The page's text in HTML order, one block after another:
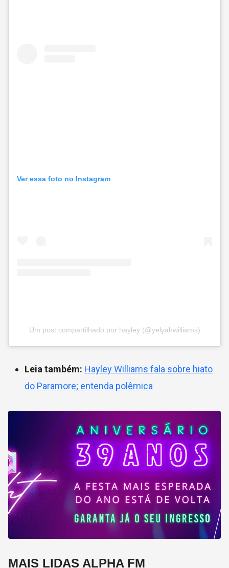
Ver essa foto no Instagram
Um post compartilhado por hayley (@yelyahwilliams)
Leia também: Hayley Williams fala sobre hiato
do Paramore; entenda polêmica
MAIS LIDAS ALPHA FM